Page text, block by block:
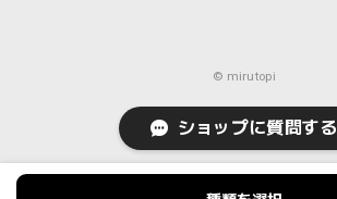
© mirutopi
ショップに質問する